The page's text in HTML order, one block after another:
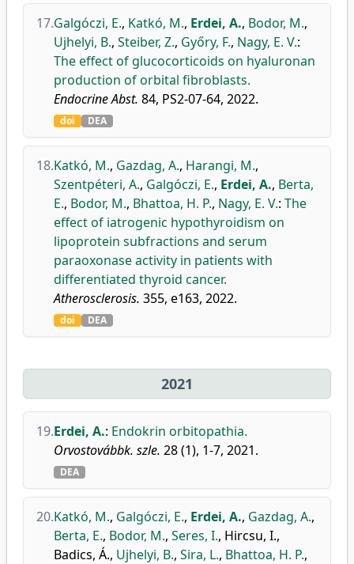
17.Galgóczi, E., Katkó, M., Erdei, A., Bodor, M.,
Ujhelyi, B., Steiber, Z., Győry, F., Nagy, E. V.:
The effect of glucocorticoids on hyaluronan
production of orbital fibroblasts.
Endocrine Abst. 84, PS2-07-64, 2022.
doi DEA
18.Katkó, M., Gazdag, A., Harangi, M.,
Szentpéteri, A., Galgóczi, E., Erdei, A., Berta,
E., Bodor, M., Bhattoa, H. P., Nagy, E. V.: The
effect of iatrogenic hypothyroidism on
lipoprotein subfractions and serum
paraoxonase activity in patients with
differentiated thyroid cancer.
Atherosclerosis. 355, e163, 2022.
doi DEA
2021
19.Erdei, A.: Endokrin orbitopathia.
Orvostovábbk. szle. 28 (1), 1-7, 2021.
DEA
20.Katkó, M., Galgóczi, E., Erdei, A., Gazdag, A.,
Berta, E., Bodor, M., Seres, I., Hircsu, I.,
Badics, Á., Ujhelyi, B., Sira, L., Bhattoa, H. P.,